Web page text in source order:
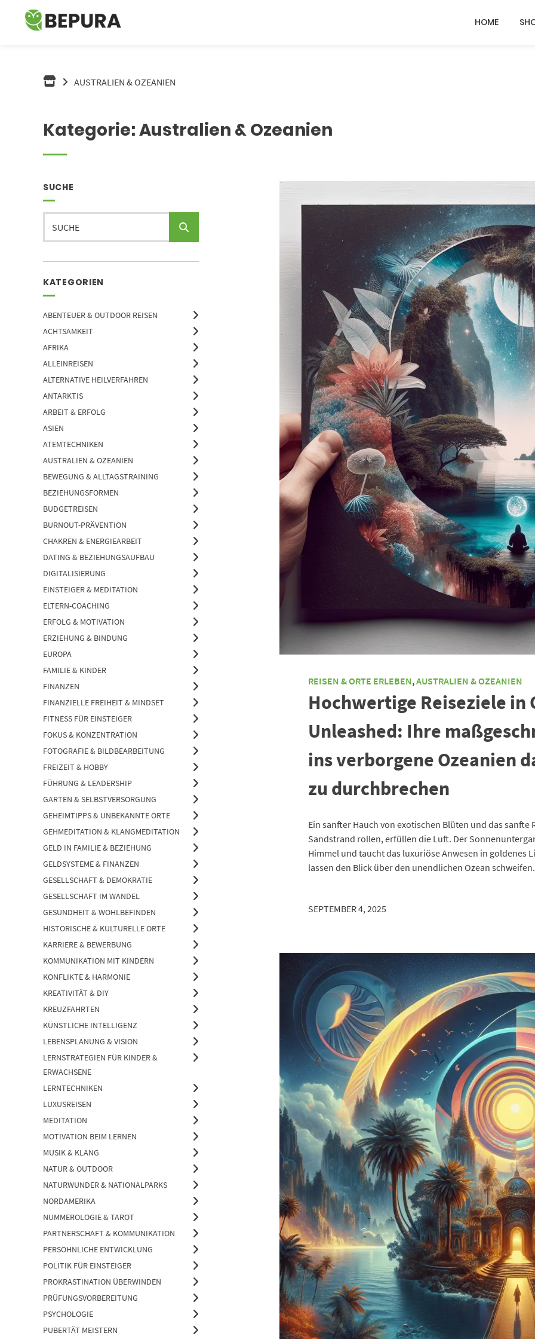
Springe
HOME
AUSTRALIEN & OZEANIEN
Kategorie:Australien & Ozeanien
SUCHE
KATEGORIEN
ABENTEUER & OUTDOOR REISEN
ACHTSAMKEIT
AFRIKA
ALLEINREISEN
ALTERNATIVE HEILVERFAHREN
ANTARKTIS
ARBEIT & ERFOLG
ASIEN
ATEMTECHNIKEN
AUSTRALIEN & OZEANIEN
BEWEGUNG & ALLTAGSTRAINING
BEZIEHUNGSFORMEN
BUDGETREISEN
BURNOUT-PRÄVENTION
CHAKREN & ENERGIEARBEIT
DATING & BEZIEHUNGSAUFBAU
DIGITALISIERUNG
EINSTEIGER & MEDITATION
ELTERN-COACHING
ERFOLG & MOTIVATION
ERZIEHUNG & BINDUNG
EUROPA
FAMILIE & KINDER
FINANZEN
FINANZIELLE FREIHEIT & MINDSET
FITNESS FÜR EINSTEIGER
FOKUS & KONZENTRATION
FOTOGRAFIE & BILDBEARBEITUNG
FREIZEIT & HOBBY
FÜHRUNG & LEADERSHIP
GARTEN & SELBSTVERSORGUNG
GEHEIMTIPPS & UNBEKANNTE ORTE
GEHMEDITATION & KLANGMEDITATION
GELD IN FAMILIE & BEZIEHUNG
GELDSYSTEME & FINANZEN
GESELLSCHAFT & DEMOKRATIE
GESELLSCHAFT IM WANDEL
GESUNDHEIT & WOHLBEFINDEN
HISTORISCHE & KULTURELLE ORTE
KARRIERE & BEWERBUNG
KOMMUNIKATION MIT KINDERN
KONFLIKTE & HARMONIE
KREATIVITÄT & DIY
KREUZFAHRTEN
KÜNSTLICHE INTELLIGENZ
LEBENSPLANUNG & VISION
LERNSTRATEGIEN FÜR KINDER &
ERWACHSENE
LERNTECHNIKEN
LUXUSREISEN
MEDITATION
MOTIVATION BEIM LERNEN
MUSIK & KLANG
NATUR & OUTDOOR
NATURWUNDER & NATIONALPARKS
NORDAMERIKA
NUMMEROLOGIE & TAROT
PARTNERSCHAFT & KOMMUNIKATION
PERSÖHNLICHE ENTWICKLUNG
POLITIK FÜR EINSTEIGER
PROKRASTINATION ÜBERWINDEN
PRÜFUNGSVORBEREITUNG
PSYCHOLOGIE
PUBERTÄT MEISTERN
REISEN & ORTE ERLEBEN,AUSTRALIEN & OZEANIEN
Hochwertige Reiseziele in
Unleashed: Ihre
ins verborgene Ozeanien
zu durchbrechen
Ein sanfter Hauch von exotischen Blüten und das sanfte
Sandstrand rollen, erfüllen die Luft. Der
Himmel und taucht das luxuriöse Anwesen in goldenes
lassen den Blick über den unendlichen Ozean
SEPTEMBER 4, 2025